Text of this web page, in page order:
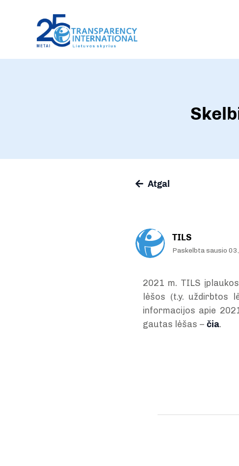
Atgal
TILS
Paskelbta sausio
2021 m. TILS
lėšos (t.y. uždirbtos
informacijos apie
gautas lėšas – čia.